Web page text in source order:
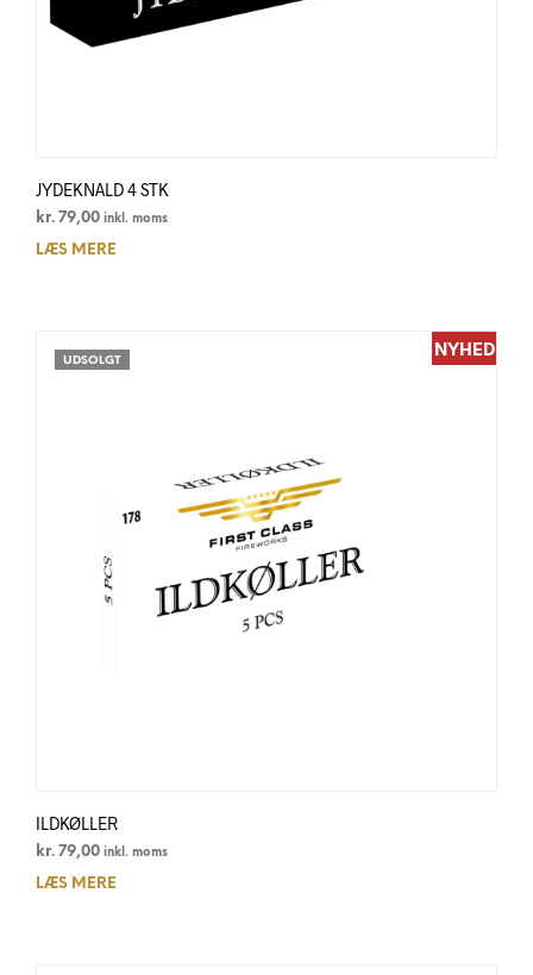
JYDEKNALD 4 STK
kr. 79,00 inkl. moms
LÆS MERE
NYHED
UDSOLGT
ILDKØLLER
kr. 79,00 inkl. moms
LÆS MERE